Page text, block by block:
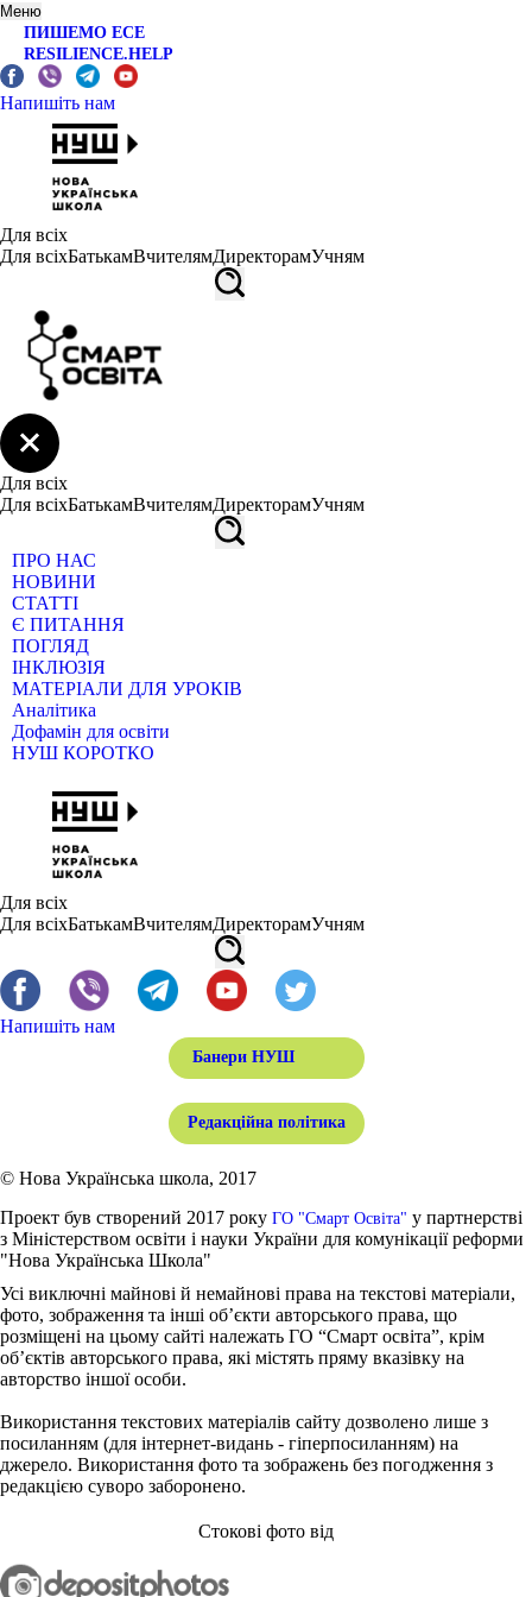
Меню
ПИШЕМО ЕСЕ
RESILIENCE.HELP
Напишіть нам
Для всіх
Для всіхБатькамВчителямДиректорамУчням
Для всіх
Для всіхБатькамВчителямДиректорамУчням
ПРО НАС
НОВИНИ
СТАТТІ
Є ПИТАННЯ
ПОГЛЯД
ІНКЛЮЗІЯ
МАТЕРІАЛИ ДЛЯ УРОКІВ
Аналітика
Дофамін для освіти
НУШ КОРОТКО
Для всіх
Для всіхБатькамВчителямДиректорамУчням
Напишіть нам
Банери НУШ
Редакційна політика
© Нова Українська школа, 2017
Проект був створений 2017 року ГО "Смарт Освіта" у партнерстві
з Міністерством освіти і науки України для комунікації реформи
"Нова Українська Школа"
Усі виключні майнові й немайнові права на текстові матеріали,
фото, зображення та інші об’єкти авторського права, що
розміщені на цьому сайті належать ГО “Смарт освіта”, крім
об’єктів авторського права, які містять пряму вказівку на
авторство іншої особи.
Використання текстових матеріалів сайту дозволено лише з
посиланням (для інтернет-видань - гіперпосиланням) на
джерело. Використання фото та зображень без погодження з
редакцією суворо заборонено.
Стокові фото від